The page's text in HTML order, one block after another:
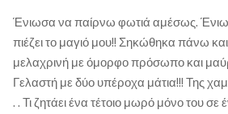
Ένιωσα να παίρνω φωτιά αμέσως.
πιέζει το μαγιό μου!! Σηκώθηκα πάνω
μελαχρινή με όμορφο πρόσωπο και
Γελαστή με δύο υπέροχα μάτια!!! Της
. . Τι ζητάει ένα τέτοιο μωρό μόνο του σε